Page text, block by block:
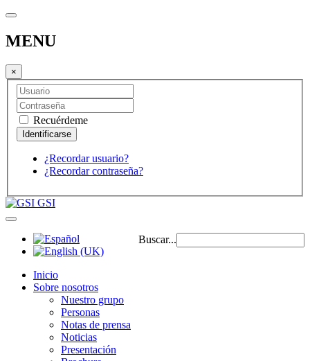
MENU
×
Recuérdeme
¿Recordar usuario?
¿Recordar contraseña?
GSI
Buscar...
Inicio
Sobre nosotros
Nuestro grupo
Personas
Notas de prensa
Noticias
Presentación